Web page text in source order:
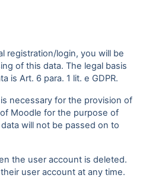
registration/login, you will be
of this data. The legal basis
is Art. 6 para. 1 lit. e GDPR.
necessary for the provision of
Moodle for the purpose of
will not be passed on to
the user account is deleted.
user account at any time.